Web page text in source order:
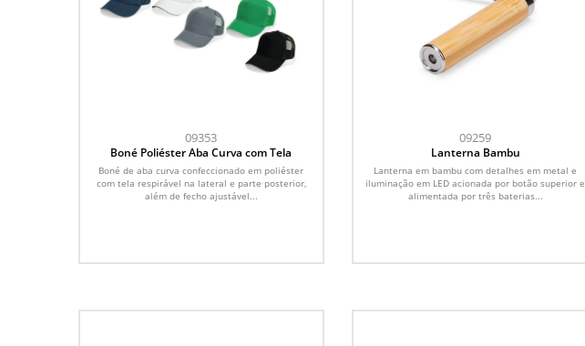
09353
Boné Poliéster Aba Curva com Tela
Boné de aba curva confeccionado em poliéster
com tela respirável na lateral e parte posterior,
além de fecho ajustável...
09259
Lanterna Bambu
Lanterna em bambu com detalhes em metal e
iluminação em LED acionada por botão superior e
alimentada por três baterias...